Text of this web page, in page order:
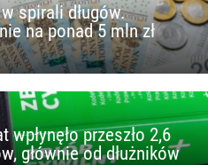
spirali długów.
na ponad 5 mln zł
wpłynęło przeszło 2,6
głównie od dłużników